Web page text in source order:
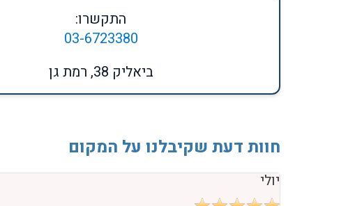
התקשרו:
03-6723380
ביאליק 38, רמת גן
חוות דעת שקיבלנו על המקום
יולי